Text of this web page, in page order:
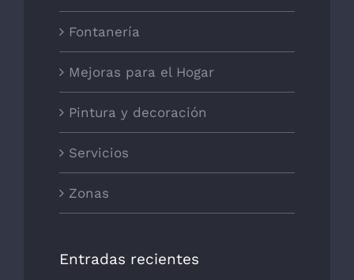
Fontanería
Mejoras para el Hogar
Pintura y decoración
Servicios
Zonas
Entradas recientes